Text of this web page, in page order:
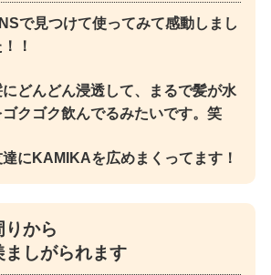
で見つけて使ってみて感動しまし
！
にどんどん浸透して、まるで髪が水
ゴクゴク飲んでるみたいです。笑
達にKAMIKAを広めまくってます！
りから
ましがられます